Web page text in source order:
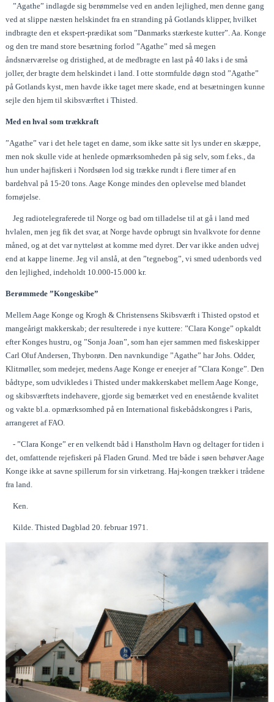
”Agathe” indlagde sig berømmelse ved en anden lejlighed, men denne gang
ved at slippe næsten helskindet fra en stranding på Gotlands klipper, hvilket
indbragte den et ekspert-prædikat som ”Danmarks stærkeste kutter”. Aa. Konge
og den tre mand store besætning forlod ”Agathe” med så megen
åndsnærværelse og dristighed, at de medbragte en last på 40 laks i de små
joller, der bragte dem helskindet i land. I otte stormfulde døgn stod ”Agathe”
på Gotlands kyst, men havde ikke taget mere skade, end at besætningen kunne
sejle den hjem til skibsværftet i Thisted.
Med en hval som trækkraft
”Agathe” var i det hele taget en dame, som ikke satte sit lys under en skæppe,
men nok skulle vide at henlede opmærksomheden på sig selv, som f.eks., da
hun under hajfiskeri i Nordsøen lod sig trække rundt i flere timer af en
bardehval på 15-20 tons. Aage Konge mindes den oplevelse med blandet
fornøjelse.
Jeg radiotelegraferede til Norge og bad om tilladelse til at gå i land med
hvlalen, men jeg fik det svar, at Norge havde opbrugt sin hvalkvote for denne
måned, og at det var nytteløst at komme med dyret. Der var ikke anden udvej
end at kappe linerne. Jeg vil anslå, at den ”tegnebog”, vi smed udenbords ved
den lejlighed, indeholdt 10.000-15.000 kr.
Berømmede ”Kongeskibe”
Mellem Aage Konge og Krogh & Christensens Skibsværft i Thisted opstod et
mangeårigt makkerskab; der resulterede i nye kuttere: ”Clara Konge” opkaldt
efter Konges hustru, og ”Sonja Joan”, som han ejer sammen med fiskeskipper
Carl Oluf Andersen, Thyborøn. Den navnkundige ”Agathe” har Johs. Odder,
Klitmøller, som medejer, medens Aage Konge er eneejer af ”Clara Konge”. Den
bådtype, som udvikledes i Thisted under makkerskabet mellem Aage Konge,
og skibsværftets indehavere, gjorde sig bemærket ved en enestående kvalitet
og vakte bl.a. opmærksomhed på en International fiskebådskongres i Paris,
arrangeret af FAO.
- ”Clara Konge” er en velkendt båd i Hanstholm Havn og deltager for tiden i
det, omfattende rejefiskeri på Fladen Grund. Med tre både i søen behøver Aage
Konge ikke at savne spillerum for sin virketrang. Haj-kongen trækker i trådene
fra land.
Ken.
Kilde. Thisted Dagblad 20. februar 1971.